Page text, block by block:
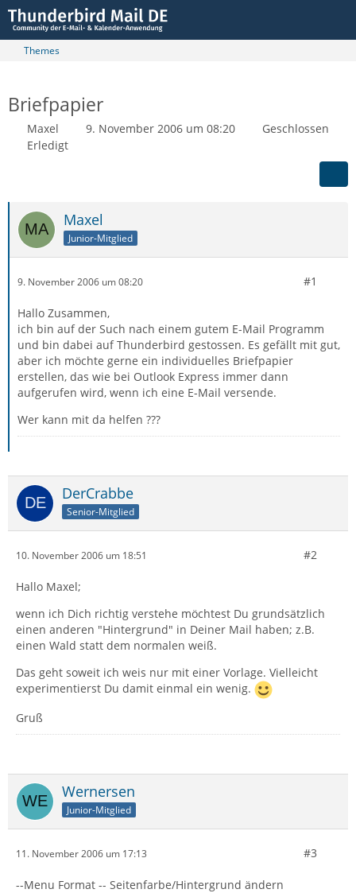
Themes
Briefpapier
Maxel 9. November 2006 um 08:20
Geschlossen
Erledigt
Maxel
Junior-Mitglied
9. November 2006 um 08:20 #1
Hallo Zusammen,
ich bin auf der Such nach einem gutem E-Mail Programm
und bin dabei auf Thunderbird gestossen. Es gefällt mit gut,
aber ich möchte gerne ein individuelles Briefpapier
erstellen, das wie bei Outlook Express immer dann
aufgerufen wird, wenn ich eine E-Mail versende.
Wer kann mit da helfen ???
DerCrabbe
Senior-Mitglied
10. November 2006 um 18:51 #2
Hallo Maxel;
wenn ich Dich richtig verstehe möchtest Du grundsätzlich
einen anderen "Hintergrund" in Deiner Mail haben; z.B.
einen Wald statt dem normalen weiß.
Das geht soweit ich weis nur mit einer Vorlage. Vielleicht
experimentierst Du damit einmal ein wenig.
Gruß
Wernersen
Junior-Mitglied
11. November 2006 um 17:13 #3
--Menu Format -- Seitenfarbe/Hintergrund ändern